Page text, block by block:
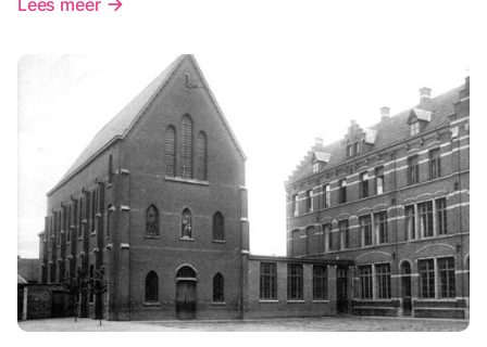
Lees meer arrow_forward